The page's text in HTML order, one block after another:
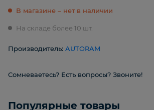
В магазине – нет в наличии
На складе более 10 шт.
Производитель: AUTORAM
Сомневаетесь? Есть вопросы? Звоните!
Популярные товары